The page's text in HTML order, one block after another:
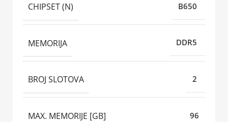
CHIPSET (N) B650
MEMORIJA DDR5
BROJ SLOTOVA 2
MAX. MEMORIJE [GB] 96